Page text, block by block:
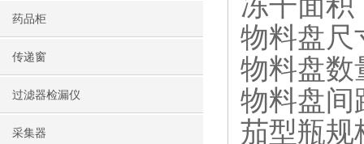
药品柜
传递窗
过滤器检漏仪
采集器
物料盘尺
物料盘数
物料盘间
茄型瓶规